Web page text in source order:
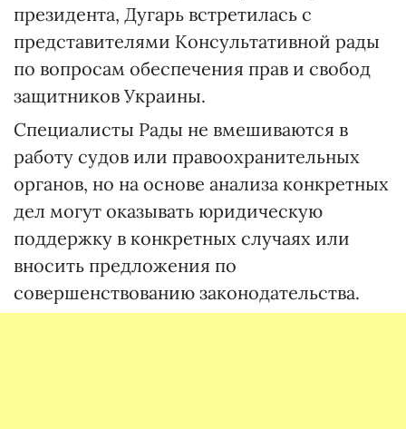
президента, Дугарь встретилась с
представителями Консультативной рады
по вопросам обеспечения прав и свобод
защитников Украины.
Специалисты Рады не вмешиваются в
работу судов или правоохранительных
органов, но на основе анализа конкретных
дел могут оказывать юридическую
поддержку в конкретных случаях или
вносить предложения по
совершенствованию законодательства.